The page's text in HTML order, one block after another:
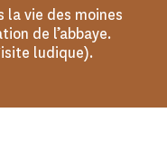
la vie des moines
de l’abbaye.
ludique).